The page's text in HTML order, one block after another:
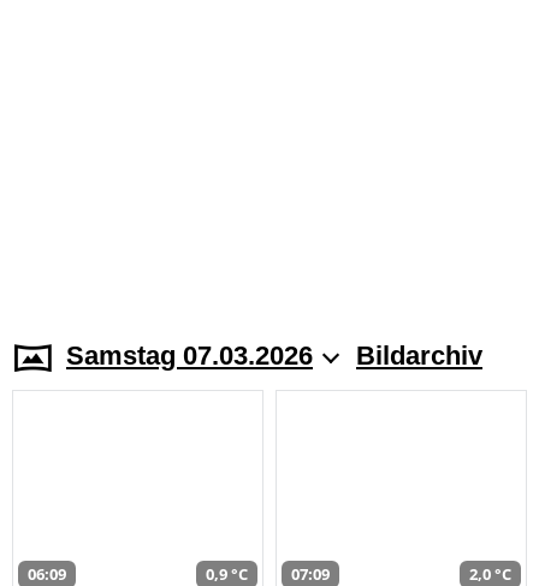
Samstag 07.03.2026 Bildarchiv
06:09 0,9 °C 07:09 2,0 °C